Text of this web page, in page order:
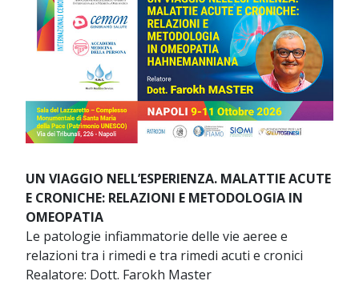
UN VIAGGIO NELL’ESPERIENZA. MALATTIE ACUTE
E CRONICHE: RELAZIONI E METODOLOGIA IN
OMEOPATIA
Le patologie infiammatorie delle vie aeree e
relazioni tra i rimedi e tra rimedi acuti e cronici
Realatore: Dott. Farokh Master